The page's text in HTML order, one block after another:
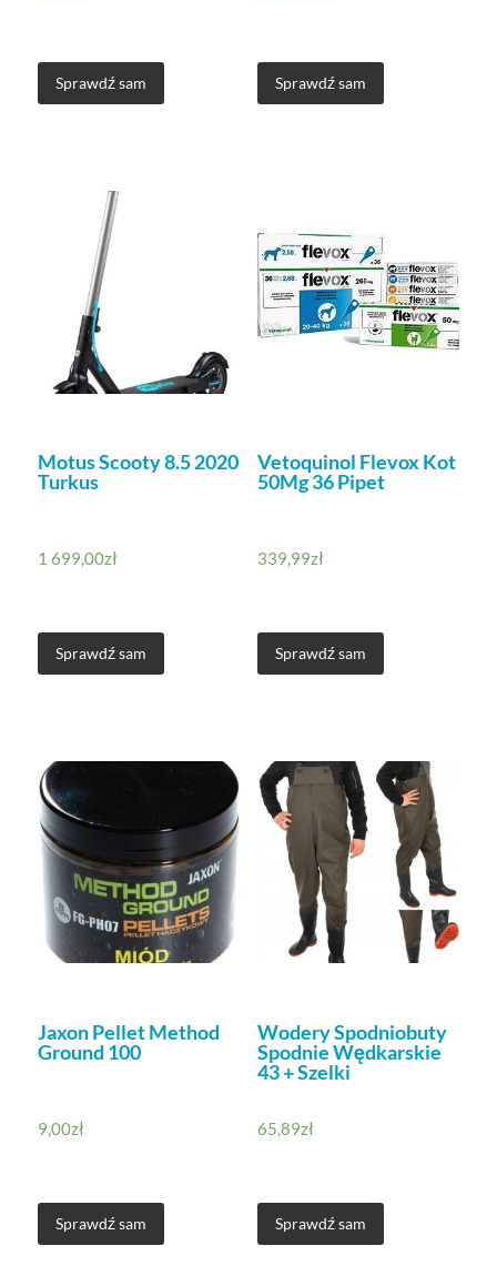
Sprawdź sam Sprawdź sam
Motus Scooty 8.5 2020
Turkus
1 699,00zł
Sprawdź sam
Vetoquinol Flevox Kot
50Mg 36 Pipet
339,99zł
Sprawdź sam
Jaxon Pellet Method
Ground 100
9,00zł
Sprawdź sam
Wodery Spodniobuty
Spodnie Wędkarskie
43 + Szelki
65,89zł
Sprawdź sam